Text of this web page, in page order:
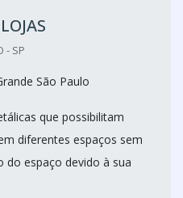
- SP
São Paulo
que possibilitam
diferentes espaços sem
espaço devido à sua